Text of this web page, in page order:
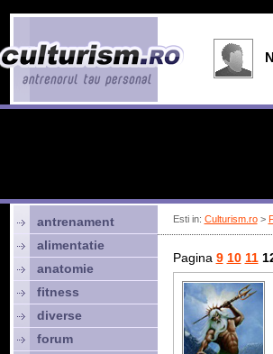
Esti in: Culturism.ro>
Pagina 9 10 11
antrenament
alimentatie
anatomie
fitness
diverse
forum